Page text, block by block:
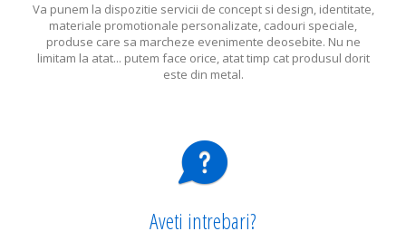
Va punem la dispozitie servicii de concept si design, identitate,
materiale promotionale personalizate, cadouri speciale,
produse care sa marcheze evenimente deosebite. Nu ne
limitam la atat... putem face orice, atat timp cat produsul dorit
este din metal.
Aveti intrebari?